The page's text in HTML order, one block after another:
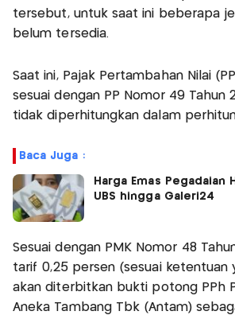
tersebut, untuk saat ini beberapa
belum tersedia.
Saat ini, Pajak Pertambahan Nilai
sesuai dengan PP Nomor 49 Tahun
tidak diperhitungkan dalam
Baca Juga :
Harga Emas Pegadaian
UBS hingga Galeri24
Sesuai dengan PMK Nomor 48
tarif 0,25 persen (sesuai ketentuan
akan diterbitkan bukti potong PPh
Aneka Tambang Tbk (Antam)